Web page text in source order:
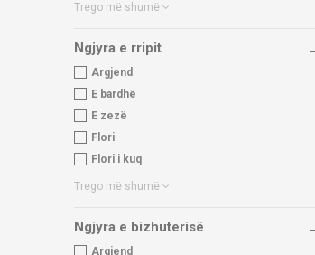
Trego më shumë
Ngjyra e rripit
Argjend
E bardhë
E zezë
Flori
Flori i kuq
Trego më shumë
Ngjyra e bizhuterisë
Argjend